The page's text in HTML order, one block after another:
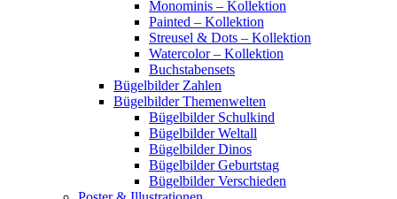
Monominis – Kollektion
Painted – Kollektion
Streusel & Dots – Kollektion
Watercolor – Kollektion
Buchstabensets
Bügelbilder Zahlen
Bügelbilder Themenwelten
Bügelbilder Schulkind
Bügelbilder Weltall
Bügelbilder Dinos
Bügelbilder Geburtstag
Bügelbilder Verschieden